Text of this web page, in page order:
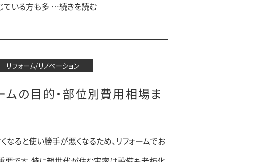
ている方も多 …続きを読む
リフォーム/リノベーション
ムの目的・部位別費用相場ま
なると使い勝手が悪くなるため、リフォームでお